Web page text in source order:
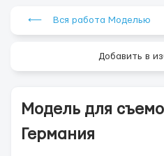
⟵ Вся работа Моделью
Добавить в
Модель для
Германия